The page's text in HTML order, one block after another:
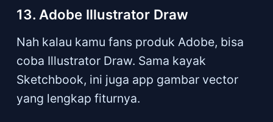
13. Adobe Illustrator Draw
Nah kalau kamu fans produk Adobe, bisa
coba Illustrator Draw. Sama kayak
Sketchbook, ini juga app gambar vector
yang lengkap fiturnya.